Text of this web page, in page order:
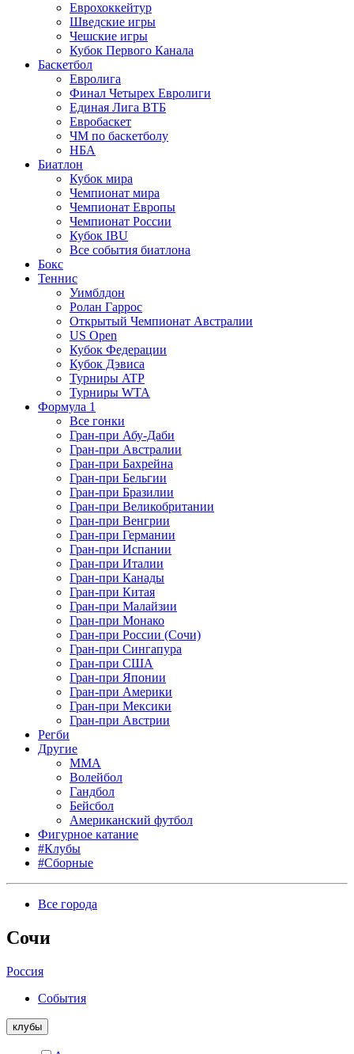
Еврохоккейтур
Шведские игры
Чешские игры
Кубок Первого Канала
Баскетбол
Евролига
Финал Четырех Евролиги
Единая Лига ВТБ
Евробаскет
ЧМ по баскетболу
НБА
Биатлон
Кубок мира
Чемпионат мира
Чемпионат Европы
Чемпионат России
Кубок IBU
Все события биатлона
Бокс
Теннис
Уимблдон
Ролан Гаррос
Открытый Чемпионат Австралии
US Open
Кубок Федерации
Кубок Дэвиса
Турниры ATP
Турниры WTA
Формула 1
Все гонки
Гран-при Абу-Даби
Гран-при Австралии
Гран-при Бахрейна
Гран-при Бельгии
Гран-при Бразилии
Гран-при Великобритании
Гран-при Венгрии
Гран-при Германии
Гран-при Испании
Гран-при Италии
Гран-при Канады
Гран-при Китая
Гран-при Малайзии
Гран-при Монако
Гран-при России (Сочи)
Гран-при Сингапура
Гран-при США
Гран-при Японии
Гран-при Америки
Гран-при Мексики
Гран-при Австрии
Регби
Другие
MMA
Волейбол
Гандбол
Бейсбол
Американский футбол
Фигурное катание
#Клубы
#Сборные
Все города
Сочи
Россия
События
клубы